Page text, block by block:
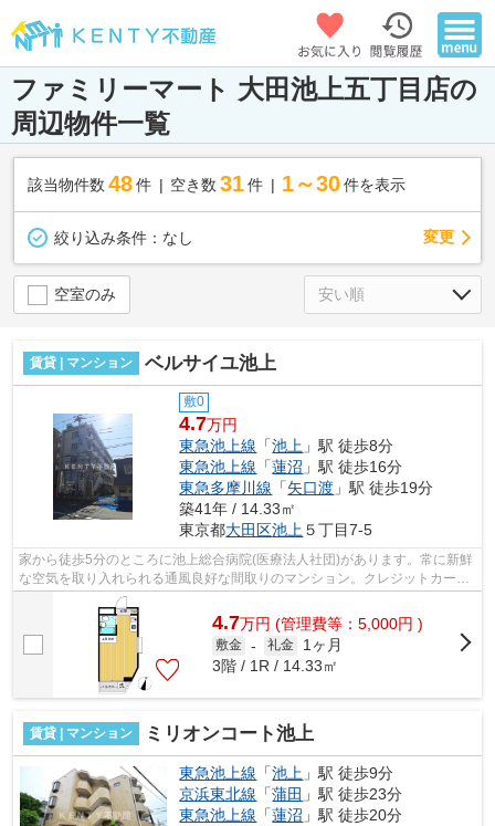
ファミリーマート 大田池上五丁目店の
周辺物件一覧
該当物件数 48件 空き数 31 件 1～30 件を表示
絞り込み条件： なし 変更
空室のみ
賃貸 | マンション ベルサイユ池上
敷0
4.7万円
東急池上線 「池上 」駅 徒歩8分
東急池上線 「蓮沼 」駅 徒歩16分
東急多摩川線 「矢口渡 」駅 徒歩19分
築41年 / 14.33㎡
東京都大田区池上 ５丁目7-5
家から徒歩5分のところに池上総合病院(医療法人社団)があります。常に新鮮
な空気を取り入れられる通風良好な間取りのマンション。クレジットカード
で初期費用をお支払いいただける物件...
4.7万円 (管理費等：5,000円 )
敷金 - 礼金
1ヶ月
3階 / 1R / 14.33㎡
賃貸 | マンション ミリオンコート池上
東急池上線 「池上 」駅 徒歩9分
京浜東北線 「蒲田 」駅 徒歩23分
東急池上線 「蓮沼 」駅 徒歩20分